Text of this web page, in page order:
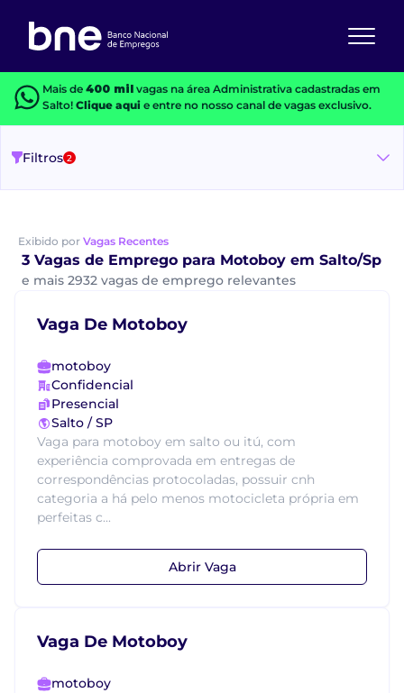
Mais de 400 milvagas na área Administrativa cadastradas em
Salto! Clique aquie entre no nosso canal de vagas exclusivo.
Filtros 2
Exibido por Vagas Recentes
3 Vagas de Emprego para Motoboy em Salto/Sp
e mais 2932 vagas de emprego relevantes
Vaga De Motoboy
motoboy
Confidencial
Presencial
Salto / SP
Vaga para motoboy em salto ou itú, com
experiência comprovada em entregas de
correspondências protocoladas, possuir cnh
categoria a há pelo menos motocicleta própria em
perfeitas c...
Abrir Vaga
Vaga De Motoboy
motoboy